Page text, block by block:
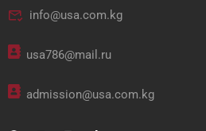
info@usa.com.kg
usa786@mail.ru
admission@usa.com.kg